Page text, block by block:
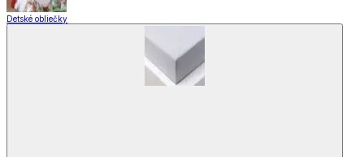
Detské obliečky